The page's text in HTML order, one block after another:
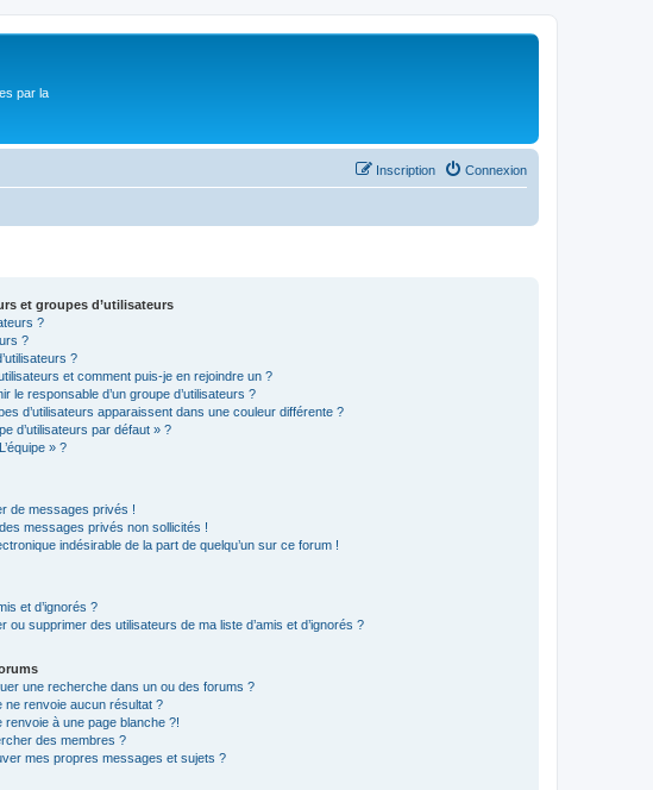
par la
Connexion
Inscription
et groupes d’utilisateurs
?
?
?
et comment puis-je en rejoindre un ?
le responsable d’un groupe d’utilisateurs ?
d’utilisateurs apparaissent dans une couleur différente ?
d’utilisateurs par défaut » ?
» ?
de messages privés !
messages privés non sollicités !
indésirable de la part de quelqu’un sur ce forum !
et d’ignorés ?
ou supprimer des utilisateurs de ma liste d’amis et d’ignorés ?
une recherche dans un ou des forums ?
ne renvoie aucun résultat ?
renvoie à une page blanche ?!
des membres ?
mes propres messages et sujets ?